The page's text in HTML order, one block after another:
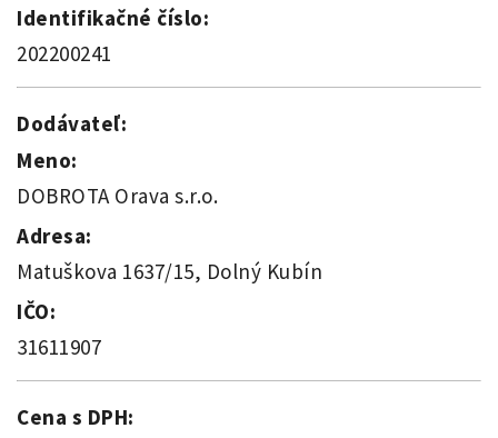
Identifikačné číslo:
202200241
Dodávateľ:
Meno:
DOBROTA Orava s.r.o.
Adresa:
Matuškova 1637/15, Dolný Kubín
IČO:
31611907
Cena s DPH: